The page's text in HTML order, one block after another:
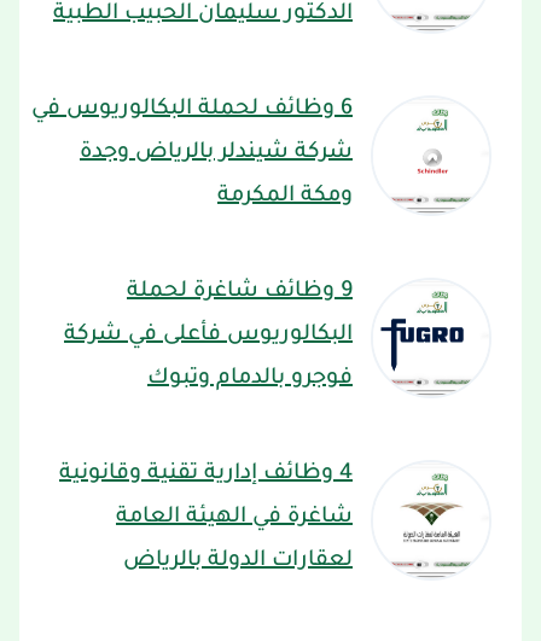
الدكتور سليمان الحبيب الطبية
6 وظائف لحملة البكالوريوس في
شركة شيندلر بالرياض وجدة
ومكة المكرمة
9 وظائف شاغرة لحملة
البكالوريوس فأعلى في شركة
فوجرو بالدمام وتبوك
4 وظائف إدارية تقنية وقانونية
شاغرة في الهيئة العامة
لعقارات الدولة بالرياض